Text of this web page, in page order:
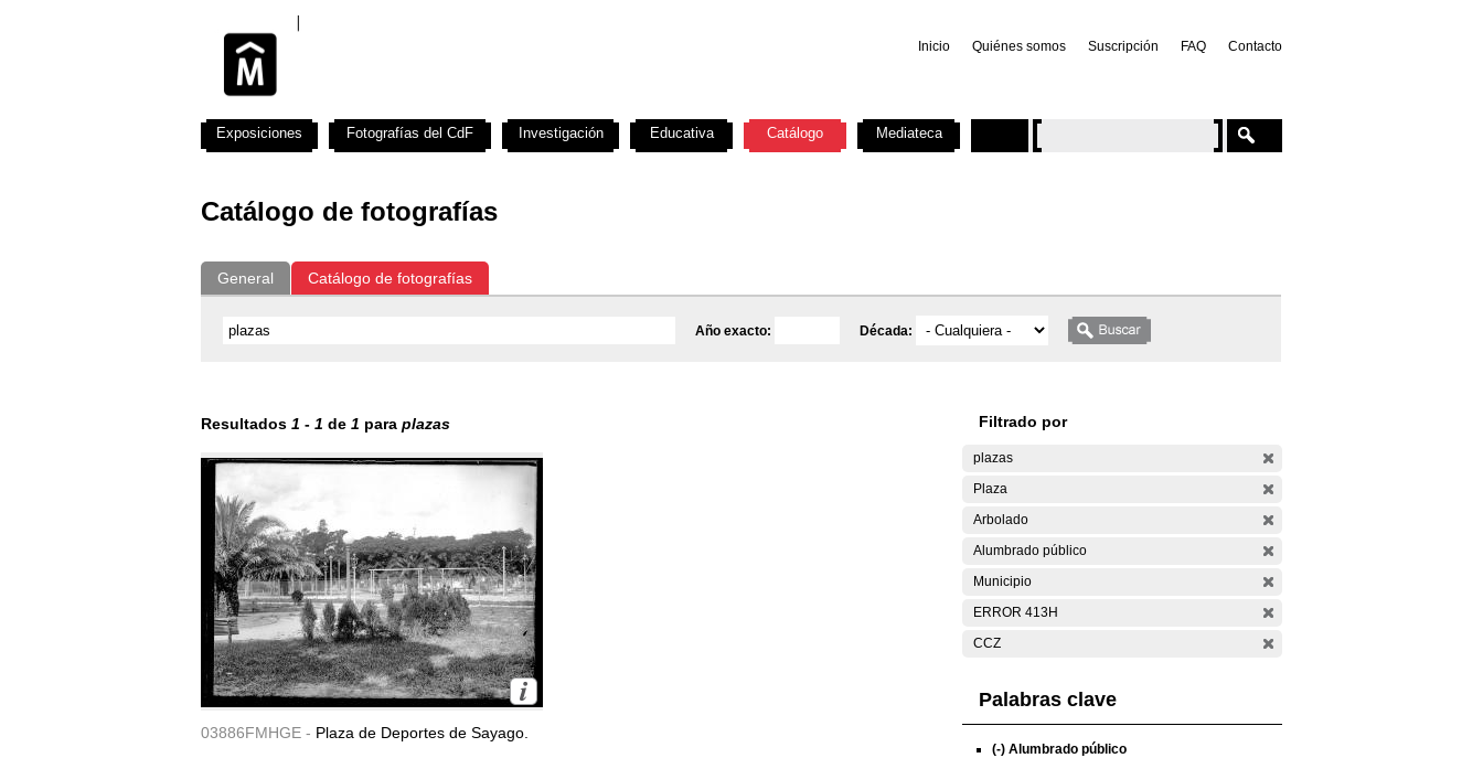
Inicio Quiénes somos Suscripción FAQ Contacto
Catálogo de fotografías
General Catálogo de fotografías
Año exacto: Década:
Resultados 1 - 1 de 1 para plazas
03886FMHGE - Plaza de Deportes de Sayago.
Filtrado por
plazas
Plaza
Arbolado
Alumbrado público
Municipio
ERROR 413H
CCZ
Palabras clave
(-) Alumbrado público
Exposiciones Fotografías del CdF Investigación Educativa Catálogo Mediateca